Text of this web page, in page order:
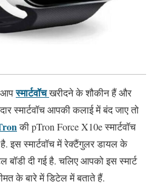
आपस्मार्टवॉचखरीदने के शौकीन हैं और
स्मार्टवॉच आपकी कलाई में बंद जाए तो
की pTron Force X10e स्मार्टवॉच
इस स्मार्टवॉच में रेक्टैंगुलर डायल के
दी गई है. चलिए आपको इस स्मार्ट
के बारे में डिटेल में बताते हैं.